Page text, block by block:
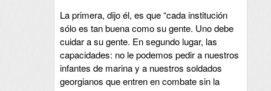
La primera, dijo él, es que “cada institución
sólo es tan buena como su gente. Uno debe
cuidar a su gente. En segundo lugar, las
capacidades: no le podemos pedir a nuestros
infantes de marina y a nuestros soldados
georgianos que entren en combate sin la